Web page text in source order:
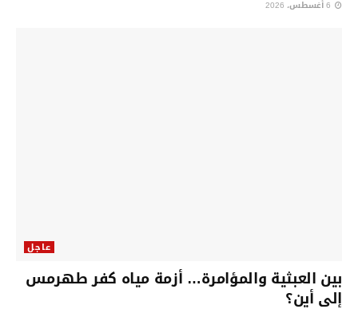
عاجل
بين العبثية والمؤامرة… أزمة مياه كفر طهرمس
إلى أين؟